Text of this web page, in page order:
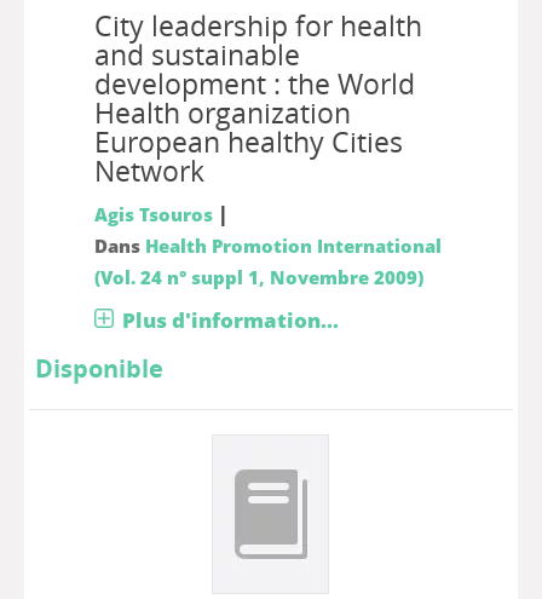
City leadership for health
and sustainable
development : the World
Health organization
European healthy Cities
Network
Agis Tsouros |
Dans Health Promotion International
(Vol. 24 n° suppl 1, Novembre 2009)
Plus d'information...
Disponible